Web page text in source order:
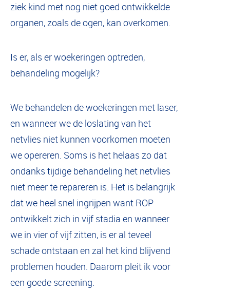
ziek kind met nog niet goed ontwikkelde
organen, zoals de ogen, kan overkomen.
Is er, als er woekeringen optreden,
behandeling mogelijk?
We behandelen de woekeringen met laser,
en wanneer we de loslating van het
netvlies niet kunnen voorkomen moeten
we opereren. Soms is het helaas zo dat
ondanks tijdige behandeling het netvlies
niet meer te repareren is. Het is belangrijk
dat we heel snel ingrijpen want ROP
ontwikkelt zich in vijf stadia en wanneer
we in vier of vijf zitten, is er al teveel
schade ontstaan en zal het kind blijvend
problemen houden. Daarom pleit ik voor
een goede screening.